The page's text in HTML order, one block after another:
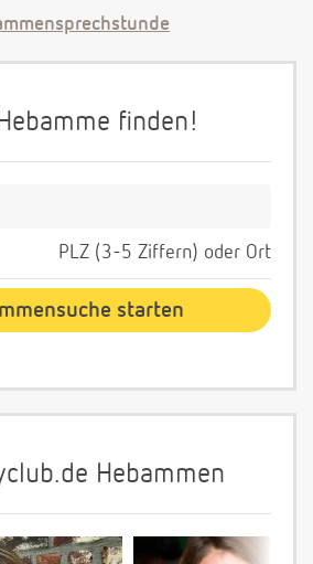
finden!
PLZ (3-5 Ziffern) oder Ort
Hebammen